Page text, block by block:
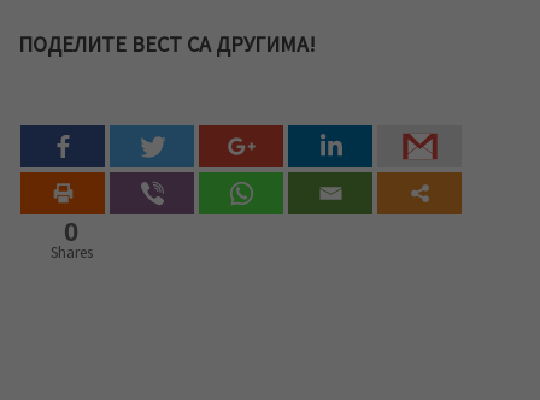
ПОДЕЛИТЕ ВЕСТ СА ДРУГИМА!
0
Shares